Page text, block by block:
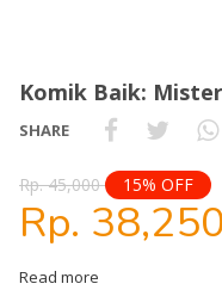
Komik Baik:
SHARE
Rp. 45,000 15% OFF
Rp. 38,250
Read more